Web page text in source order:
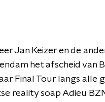
Jan Keizer en de
het afscheid van
Final Tour langs alle
reality soap Adieu